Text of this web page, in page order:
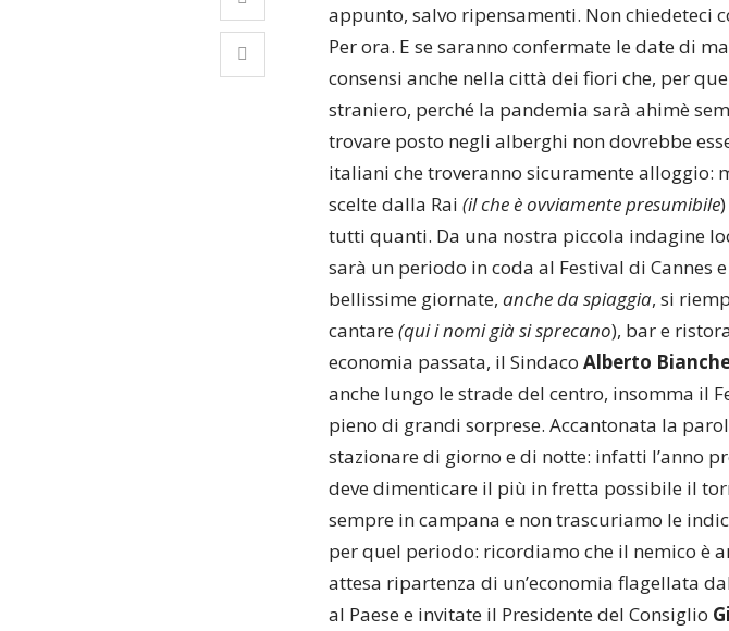
appunto, salvo ripensamenti. Non chiedeteci
Per ora. E se saranno confermate le date di
consensi anche nella città dei fiori che, per
straniero, perché la pandemia sarà ahimè
trovare posto negli alberghi non dovrebbe
italiani che troveranno sicuramente alloggio:
scelte dalla Rai (il che è ovviamente presumibile
tutti quanti. Da una nostra piccola indagine
sarà un periodo in coda al Festival di Cannes
bellissime giornate, anche da spiaggia, si
cantare (qui i nomi già si sprecano), bar e
economia passata, il Sindaco Alberto
anche lungo le strade del centro, insomma il
pieno di grandi sorprese. Accantonata la
stazionare di giorno e di notte: infatti l’anno
deve dimenticare il più in fretta possibile il
sempre in campana e non trascuriamo le
per quel periodo: ricordiamo che il nemico è
attesa ripartenza di un’economia flagellata
al Paese e invitate il Presidente del Consiglio